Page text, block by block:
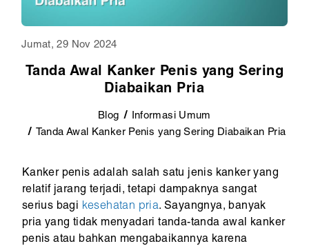
Jumat, 29 Nov 2024
Tanda Awal Kanker Penis yang Sering
Diabaikan Pria
Blog
Informasi Umum
Tanda Awal Kanker Penis yang Sering Diabaikan Pria
Kanker penis adalah salah satu jenis kanker yang
relatif jarang terjadi, tetapi dampaknya sangat
serius bagi kesehatan pria. Sayangnya, banyak
pria yang tidak menyadari tanda-tanda awal kanker
penis atau bahkan mengabaikannya karena